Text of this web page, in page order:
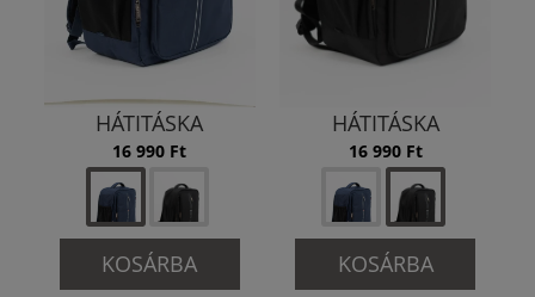
HÁTITÁSKA
16 990 Ft
KOSÁRBA
HÁTITÁSKA
16 990 Ft
KOSÁRBA